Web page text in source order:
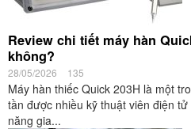
Review chi tiết máy hàn
không?
28/05/2026 135
Máy hàn thiếc Quick 203H là một
tần được nhiều kỹ thuật viên điện
năng gia...